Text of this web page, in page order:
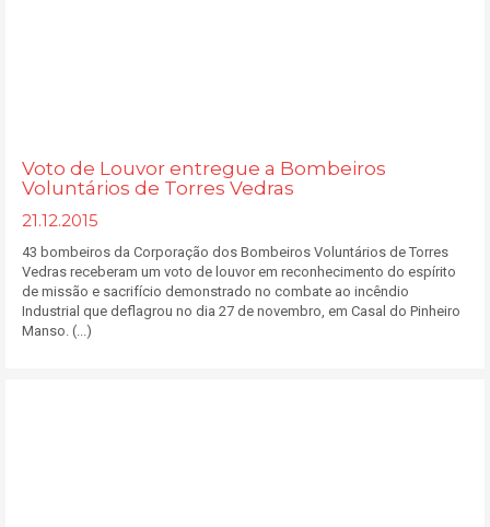
Voto de Louvor entregue a Bombeiros
Voluntários de Torres Vedras
21.12.2015
43 bombeiros da Corporação dos Bombeiros Voluntários de Torres
Vedras receberam um voto de louvor em reconhecimento do espírito
de missão e sacrifício demonstrado no combate ao incêndio
Industrial que deflagrou no dia 27 de novembro, em Casal do Pinheiro
Manso. (...)